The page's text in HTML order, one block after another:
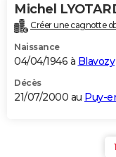
Michel
Créer une cagnotte
Naissance
04/04/1946 à Blavozy
Décès
21/07/2000 au Puy-
1